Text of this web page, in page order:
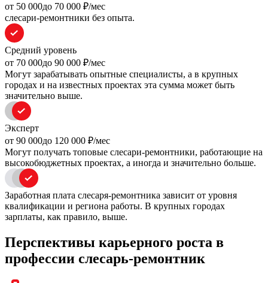
oт 50 000до 70 000 ₽/мес
слесари-ремонтники без опыта.
Средний уровень
oт 70 000до 90 000 ₽/мес
Могут зарабатывать опытные специалисты, а в крупных
городах и на известных проектах эта сумма может быть
значительно выше.
Эксперт
oт 90 000до 120 000 ₽/мес
Могут получать топовые слесари-ремонтники, работающие на
высокобюджетных проектах, а иногда и значительно больше.
Заработная плата слесаря-ремонтника зависит от уровня
квалификации и региона работы. В крупных городах
зарплаты, как правило, выше.
Перспективы карьерного роста в
профессии слесарь-ремонтник